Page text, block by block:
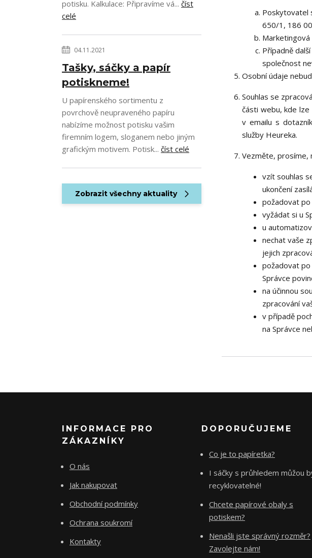
potisku. Kalkulace: Připravíme vá... číst
celé
04.11.2021
Tašky, sáčky a papír
potiskneme!
U papírenského sortimentu z
povrchově neupraveného papíru
nabízíme možnost potisku vašim
firemním logem, sloganem nebo jiným
grafickým motivem. Potisk... číst celé
Zobrazit všechny aktuality
Poskytovatel
650/1, 186
Případně
společnost
Osobní údaje
Souhlas se
části webu, kde lze
v emailu s
služby Heureka.
Vezměte, prosíme,
vzít souhlas
ukončení
požadovat po
vyžádat si u
u
nechat vaše
jejich
požadovat
Správce
na účinnou
zpracování
v případě
na Správce
INFORMACE PRO
ZÁKAZNÍKY
O nás
Jak nakupovat
Obchodní podmínky
Ochrana soukromí
Kontakty
DOPORUČUJEME
Co je to papíretka?
I sáčky s průhledem můžou
recyklovatelné!
Chcete papírové obaly s
potiskem?
Nenašli jste správný rozměr?
Zavolejte nám!